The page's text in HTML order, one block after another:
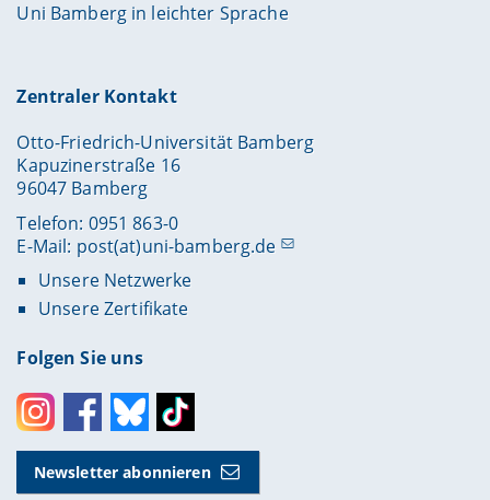
Uni Bamberg in leichter Sprache
Zentraler Kontakt
Otto-Friedrich-Universität Bamberg
Kapuzinerstraße 16
96047 Bamberg
Telefon: 0951 863-0
E-Mail: post(at)uni-bamberg.de
Unsere Netzwerke
Unsere Zertifikate
Folgen Sie uns
InstagramFacebookBlueskyToktok
Newsletter abonnieren